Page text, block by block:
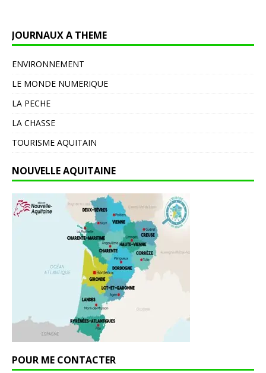
JOURNAUX A THEME
ENVIRONNEMENT
LE MONDE NUMERIQUE
LA PECHE
LA CHASSE
TOURISME AQUITAIN
NOUVELLE AQUITAINE
POUR ME CONTACTER